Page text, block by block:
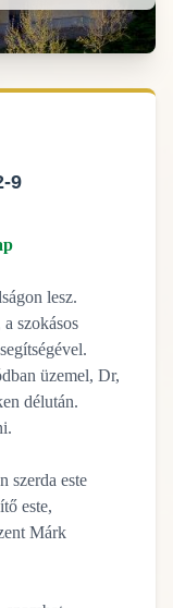
9
lesz.
szokásos
üzemel, Dr,
délután.
szerda este
este,
Márk